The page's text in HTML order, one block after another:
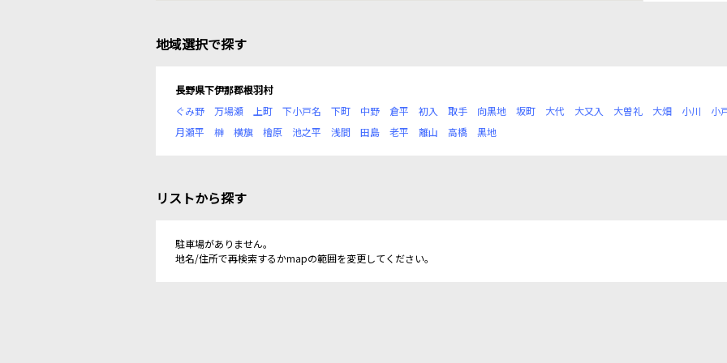
地域選択で探す
長野県下伊那郡根羽村
ぐみ野
万場瀬 上町 下小戸名 下町 中野 倉平 初入 取手 向黒地 坂町 大代 大又入 大曽礼 大畑 小川 小
月瀬平
榊 横旗 檜原 池之平 浅間 田島 老平 離山 高橋 黒地
リストから探す
駐車場がありません。
地名/住所で再検索するかmapの範囲を変更してください。